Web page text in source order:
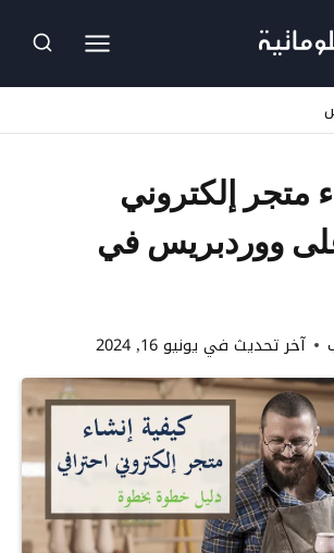
متجر إلكتروني
ووردبريس في
آخر تحديث في يونيو 16, 2024